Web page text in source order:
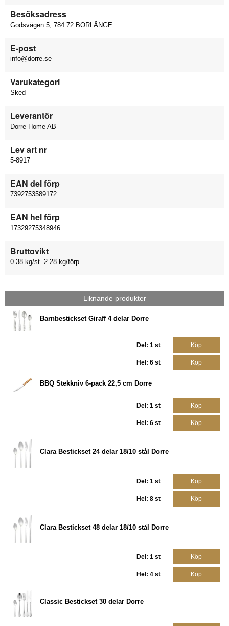
Besöksadress
Godsvägen 5, 784 72 BORLÄNGE
E-post
info@dorre.se
Varukategori
Sked
Leverantör
Dorre Home AB
Lev art nr
5-8917
EAN del förp
7392753589172
EAN hel förp
17329275348946
Bruttovikt
0.38 kg/st 2.28 kg/förp
Liknande produkter
Barnbestickset Giraff 4 delar Dorre
Del: 1 st Köp
Hel: 6 st Köp
BBQ Stekkniv 6-pack 22,5 cm Dorre
Del: 1 st Köp
Hel: 6 st Köp
Clara Bestickset 24 delar 18/10 stål Dorre
Del: 1 st Köp
Hel: 8 st Köp
Clara Bestickset 48 delar 18/10 stål Dorre
Del: 1 st Köp
Hel: 4 st Köp
Classic Bestickset 30 delar Dorre